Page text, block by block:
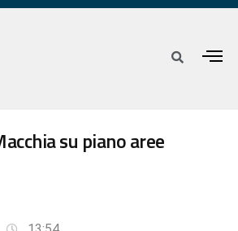
su piano aree